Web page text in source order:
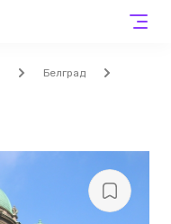
Белград